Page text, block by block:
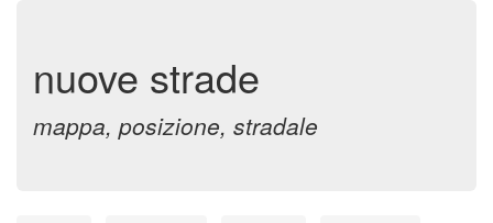
nuove strade
mappa, posizione, stradale